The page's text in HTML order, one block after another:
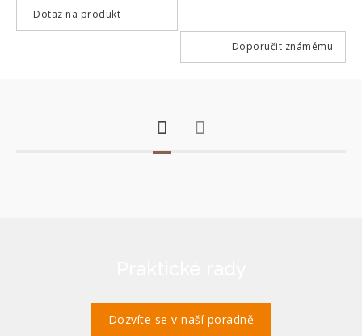
Dotaz na produkt
Doporučit známému
Dozvíte se v naší poradně